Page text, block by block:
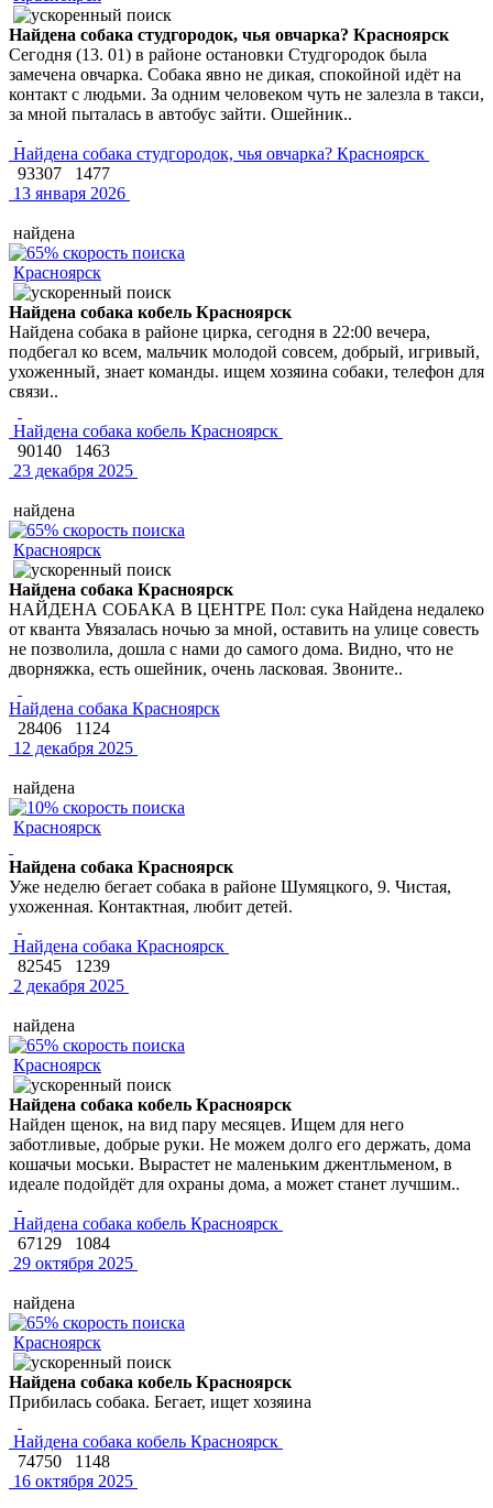
Найдена собака студгородок, чья овчарка? Красноярск
Сегодня (13. 01) в районе остановки Студгородок была
замечена овчарка. Собака явно не дикая, спокойной идёт на
контакт с людьми. За одним человеком чуть не залезла в такси,
за мной пыталась в автобус зайти. Ошейник..
Найдена собака студгородок, чья овчарка? Красноярск
93307
1477
13 января 2026
найдена
Красноярск
Найдена собака кобель Красноярск
Найдена собака в районе цирка, сегодня в 22:00 вечера,
подбегал ко всем, мальчик молодой совсем, добрый, игривый,
ухоженный, знает команды. ищем хозяина собаки, телефон для
связи..
Найдена собака кобель Красноярск
90140
1463
23 декабря 2025
найдена
Красноярск
Найдена собака Красноярск
НАЙДЕНА СОБАКА В ЦЕНТРЕ Пол: сука Найдена недалеко
от кванта Увязалась ночью за мной, оставить на улице совесть
не позволила, дошла с нами до самого дома. Видно, что не
дворняжка, есть ошейник, очень ласковая. Звоните..
Найдена собака Красноярск
28406
1124
12 декабря 2025
найдена
Красноярск
Найдена собака Красноярск
Уже неделю бегает собака в районе Шумяцкого, 9. Чистая,
ухоженная. Контактная, любит детей.
Найдена собака Красноярск
82545
1239
2 декабря 2025
найдена
Красноярск
Найдена собака кобель Красноярск
Найден щенок, на вид пару месяцев. Ищем для него
заботливые, добрые руки. Не можем долго его держать, дома
кошачьи моськи. Вырастет не маленьким джентльменом, в
идеале подойдёт для охраны дома, а может станет лучшим..
Найдена собака кобель Красноярск
67129
1084
29 октября 2025
найдена
Красноярск
Найдена собака кобель Красноярск
Прибилась собака. Бегает, ищет хозяина
Найдена собака кобель Красноярск
74750
1148
16 октября 2025